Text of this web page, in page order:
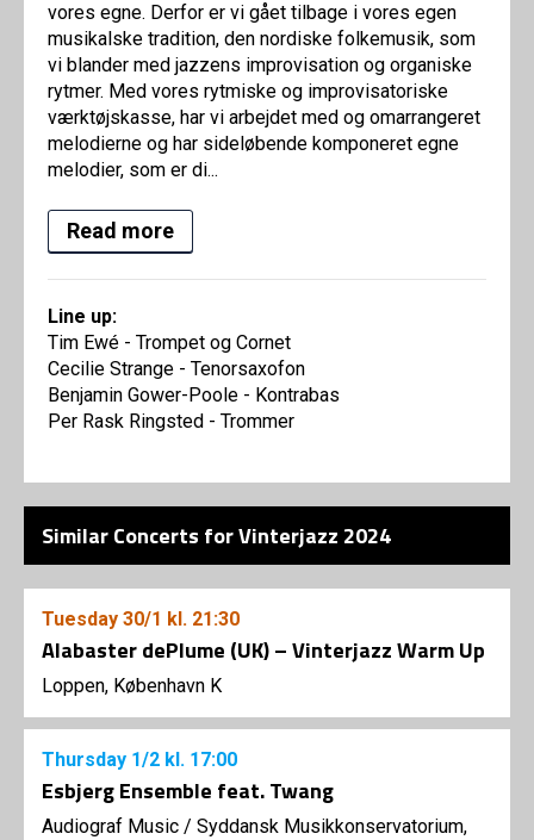
vores egne. Derfor er vi gået tilbage i vores egen
musikalske tradition, den nordiske folkemusik, som
vi blander med jazzens improvisation og organiske
rytmer. Med vores rytmiske og improvisatoriske
værktøjskasse, har vi arbejdet med og omarrangeret
melodierne og har sideløbende komponeret egne
melodier, som er di...
Read more
Line up:
Tim Ewé - Trompet og Cornet
Cecilie Strange - Tenorsaxofon
Benjamin Gower-Poole - Kontrabas
Per Rask Ringsted - Trommer
Similar Concerts for Vinterjazz 2024
Tuesday 30/1 kl. 21:30
Alabaster dePlume (UK) – Vinterjazz Warm Up
Loppen, København K
Thursday 1/2 kl. 17:00
Esbjerg Ensemble feat. Twang
Audiograf Music / Syddansk Musikkonservatorium,